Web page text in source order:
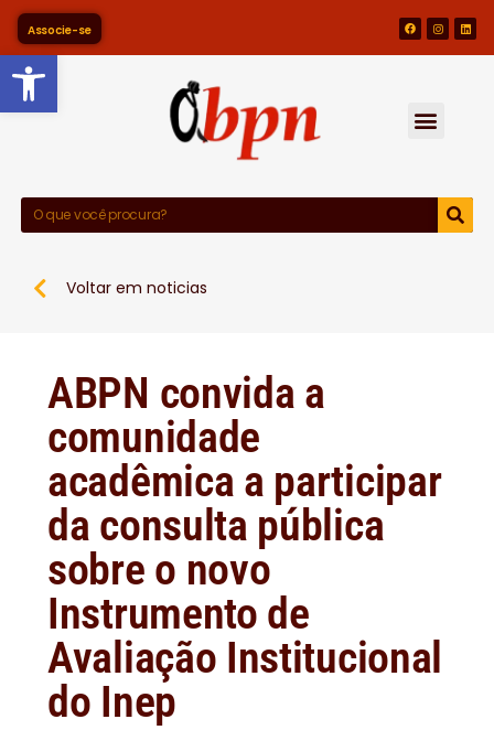
Barra de Ferramentas
Associe-se
Voltar em noticias
ABPN convida a
comunidade
acadêmica a participar
da consulta pública
sobre o novo
Instrumento de
Avaliação Institucional
do Inep